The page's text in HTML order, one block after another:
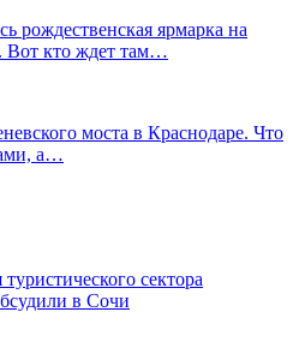
рождественская ярмарка на
кто ждет там…
моста в Краснодаре. Что
а…
сектора
в Сочи